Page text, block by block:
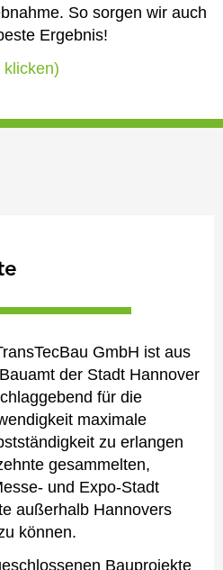
So sorgen wir auch
Ergebnis!
GmbH ist aus
der Stadt Hannover
für die
maximale
zu erlangen
gesammelten,
und Expo-Stadt
außerhalb Hannovers
können.
Bauprojekte